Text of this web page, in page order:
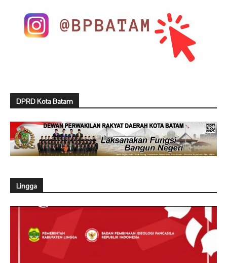
DPRD Kota Batam
Lingga